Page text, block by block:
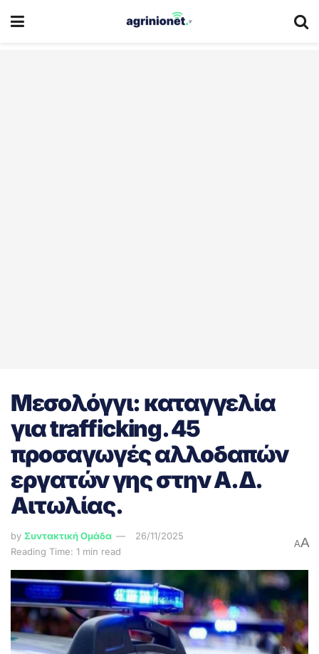
Μεσολόγγι: καταγγελία
για trafficking. 45
προσαγωγές αλλοδαπών
εργατών γης στην Α.Δ.
Αιτωλίας.
by Συντακτική Ομάδα
26/11/2025
Reading Time: 1 min read
AA